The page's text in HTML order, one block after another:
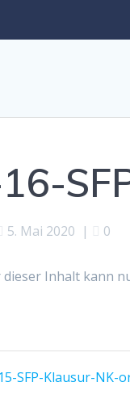
5. Mai 2020 | 0
Inhalt kann
SFP-Klausur-NK-